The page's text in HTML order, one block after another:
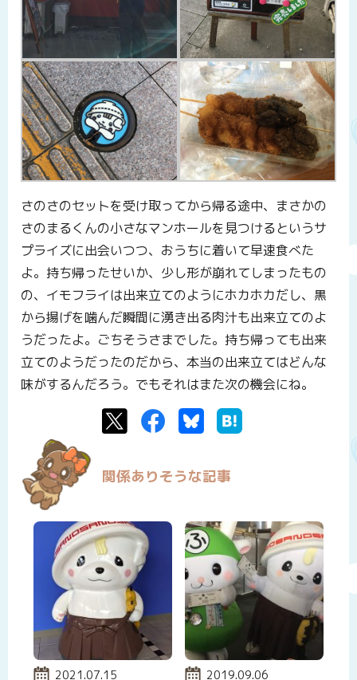
さのさのセットを受け取ってから帰る途中、まさかの
さのまるくんの小さなマンホールを見つけるというサ
プライズに出会いつつ、おうちに着いて早速食べた
よ。持ち帰ったせいか、少し形が崩れてしまったもの
の、イモフライは出来立てのようにホカホカだし、黒
から揚げを噛んだ瞬間に湧き出る肉汁も出来立てのよ
うだったよ。ごちそうさまでした。持ち帰っても出来
立てのようだったのだから、本当の出来立てはどんな
味がするんだろう。でもそれはまた次の機会にね。
TwitterFacebookBluesky
関係ありそうな記事
投稿日:
2021.07.15 投稿日:
2019.09.06